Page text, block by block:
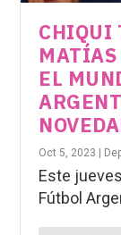
CHIQUI
MATÍAS
EL
Oct 5, 2023
Este
Fútbol